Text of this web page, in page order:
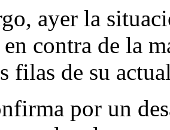
ayer la
contra de la
filas de su
por un